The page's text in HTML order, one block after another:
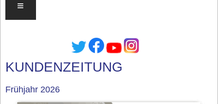
≡
KUNDENZEITUNG
Frühjahr 2026